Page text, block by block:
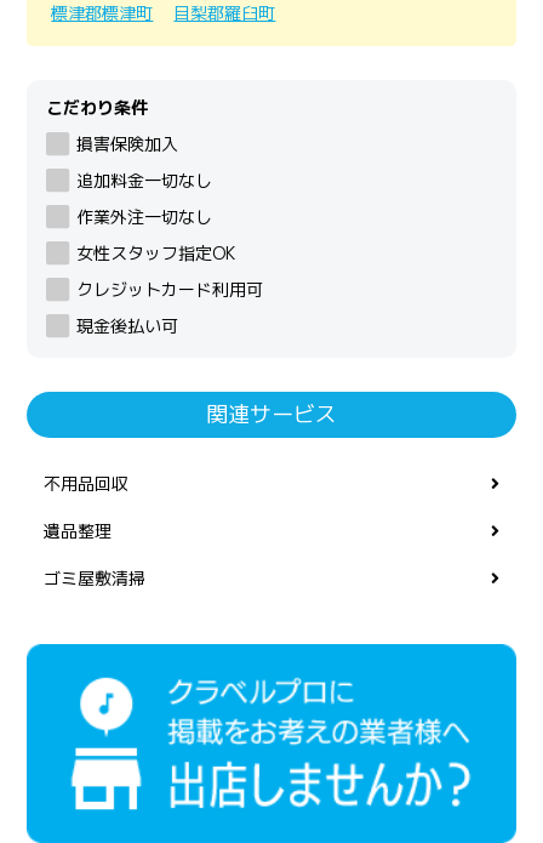
標津郡標津町
目梨郡羅臼町
こだわり条件
損害保険加入
追加料金一切なし
作業外注一切なし
女性スタッフ指定OK
クレジットカード利用可
現金後払い可
関連サービス
不用品回収
遺品整理
ゴミ屋敷清掃